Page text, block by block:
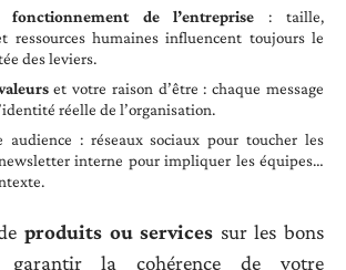
fonctionnement de l’entreprise : taille,
ressources humaines influencent toujours le
des leviers.
et votre raison d’être : chaque message
réelle de l’organisation.
audience : réseaux sociaux pour toucher les
interne pour impliquer les équipes…
produits ou services sur les bons
garantir la cohérence de votre